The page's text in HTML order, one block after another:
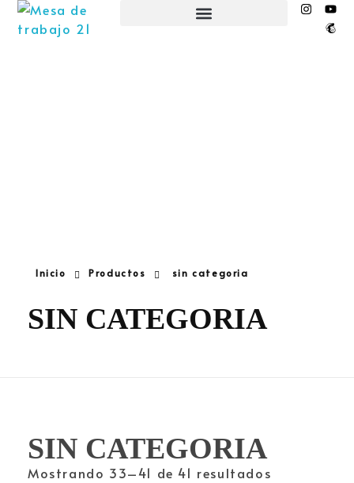
Inicio Productos sin categoria
SIN CATEGORIA
SIN CATEGORIA
Mostrando 33–41 de 41 resultados